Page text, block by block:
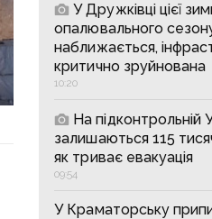
У Дружківці цієї
опалювального
наближається,
критично зруйнована
10:20
На підконтрольній
залишаються 115
як триває евакуація
09:54
У Краматорську